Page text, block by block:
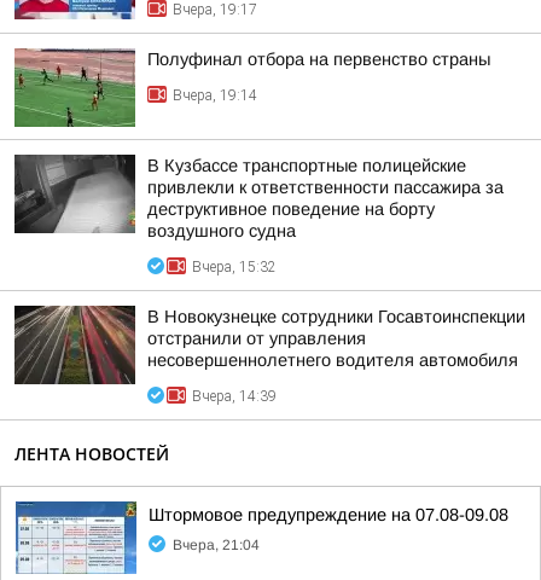
Вчера, 19:17
Полуфинал отбора на первенство страны
Вчера, 19:14
В Кузбассе транспортные полицейские
привлекли к ответственности пассажира за
деструктивное поведение на борту
воздушного судна
Вчера, 15:32
В Новокузнецке сотрудники Госавтоинспекции
отстранили от управления
несовершеннолетнего водителя автомобиля
Вчера, 14:39
ЛЕНТА НОВОСТЕЙ
Штормовое предупреждение на 07.08-09.08
Вчера, 21:04